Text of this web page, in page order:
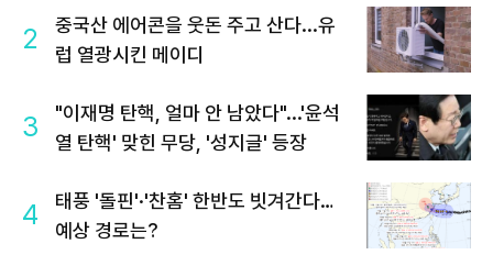
2
중국산 에어콘을 웃돈 주고 산다...유
럽 열광시킨 메이디
3
"이재명 탄핵, 얼마 안 남았다"...'윤석
열 탄핵' 맞힌 무당, '성지글' 등장
4
태풍 '돌핀'·'찬홈' 한반도 빗겨간다…
예상 경로는?